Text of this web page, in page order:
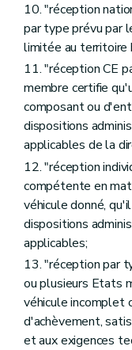
10. "réception
par type prévu par
limitée au territoire
11. "réception CE
membre certifie
composant ou
dispositions
applicables de la
12. "réception
compétente en
véhicule donné,
dispositions
applicables;
13. "réception par
ou plusieurs Etats
véhicule incomplet
d'achèvement,
et aux exigences